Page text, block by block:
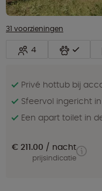
31 voorzieningen
4
Privé hottub bij
Sfeervol ingericht
Een apart toilet in
€ 211.00 nacht
prijsindicatie